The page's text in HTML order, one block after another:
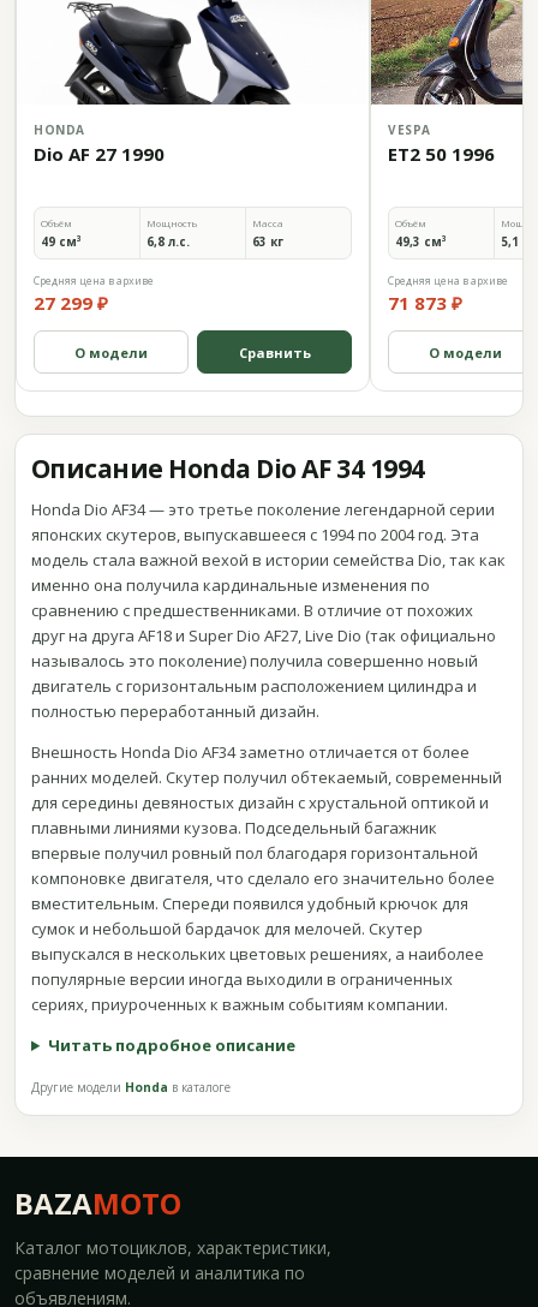
HONDA
Dio AF 27 1990
Объём
49 см³
Мощность
6,8 л.с.
Масса
63 кг
Средняя цена в архиве
27 299 ₽
О модели Сравнить
VESPA
ET2 50 1996
Объём
49,3 см³ 5,1
Средняя цена в архиве
71 873 ₽
О модели
Описание Honda Dio AF 34 1994
Honda Dio AF34 — это третье поколение легендарной серии
японских скутеров, выпускавшееся с 1994 по 2004 год. Эта
модель стала важной вехой в истории семейства Dio, так как
именно она получила кардинальные изменения по
сравнению с предшественниками. В отличие от похожих
друг на друга AF18 и Super Dio AF27, Live Dio (так официально
называлось это поколение) получила совершенно новый
двигатель с горизонтальным расположением цилиндра и
полностью переработанный дизайн.
Внешность Honda Dio AF34 заметно отличается от более
ранних моделей. Скутер получил обтекаемый, современный
для середины девяностых дизайн с хрустальной оптикой и
плавными линиями кузова. Подседельный багажник
впервые получил ровный пол благодаря горизонтальной
компоновке двигателя, что сделало его значительно более
вместительным. Спереди появился удобный крючок для
сумок и небольшой бардачок для мелочей. Скутер
выпускался в нескольких цветовых решениях, а наиболее
популярные версии иногда выходили в ограниченных
сериях, приуроченных к важным событиям компании.
Читать подробное описание
Другие модели Honda в каталоге
BAZAMOTO
Каталог мотоциклов, характеристики,
сравнение моделей и аналитика по
объявлениям.